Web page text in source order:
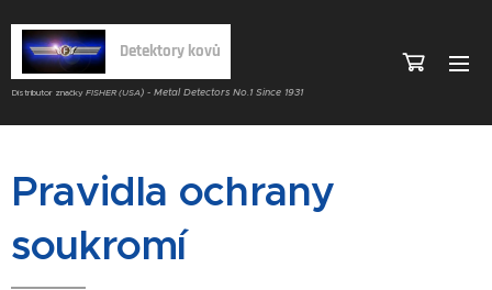
Detektory kovů
Distributor značky FISHER (USA) - Metal Detectors No.1 Since 1931
Pravidla ochrany
soukromí